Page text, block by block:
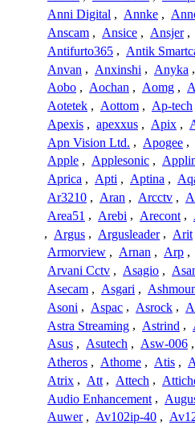
Anni Digital , Annke ,
Anscam , Ansice , Ansjer ,
Antifurto365 , Antik
Anvan , Anxinshi , Anyka ,
Aobo , Aochan , Aomg ,
Aotetek , Aottom , Ap-tech
Apexis , apexxus , Apix ,
Apn Vision Ltd. , Apogee ,
Apple , Applesonic ,
Aprica , Apti , Aptina ,
Ar3210 , Aran , Arcctv ,
Area51 , Arebi , Arecont ,
, Argus , Argusleader , Arit
Armorview , Arnan , Arp ,
Arvani Cctv , Asagio ,
Asecam , Asgari ,
Asoni , Aspac , Asrock ,
Astra Streaming , Astrind ,
Asus , Asutech , Asw-006 ,
Atheros , Athome , Atis ,
Atrix , Att , Attech ,
Audio Enhancement ,
Auwer , Av102ip-40 ,